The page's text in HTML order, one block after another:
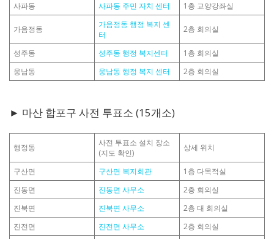
사파동
사파동 주민 자치 센터 1층 교양강좌실
가음정동
가음정동 행정 복지 센
터
2층 회의실
성주동 성주동 행정 복지센터
1층 회의실
웅남동
웅남동 행정 복지 센터 2층 회의실
► 마산 합포구 사전 투표소 (15개소)
행정동
사전 투표소 설치 장소
(지도 확인)
상세 위치
구산면 구산면 복지회관
1층 다목적실
진동면
진동면 사무소
2층 회의실
진북면
진북면 사무소
2층 대 회의실
진전면
진전면 사무소 2층 회의실